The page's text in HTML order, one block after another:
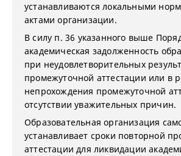
устанавливаются локальными
актами организации.
В силу п. 36 указанного выше
академическая задолженность
при неудовлетворительных
промежуточной аттестации или в
непрохождения промежуточной
отсутствии уважительных причин.
Образовательная организация
устанавливает сроки повторной
аттестации для ликвидации